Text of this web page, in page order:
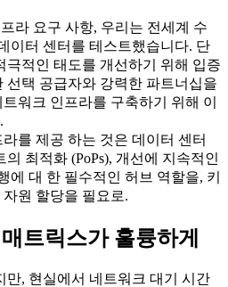
프라 요구 사항, 우리는 전세계 수
이터 센터를 테스트했습니다. 단
극적인 태도를 개선하기 위해 입증
선택 공급자와 강력한 파트너십을
워크 인프라를 구축하기 위해 이
를 제공 하는 것은 데이터 센터
최적화 (PoPs), 개선에 지속적인
에 대 한 필수적인 허브 역할을, 키
원 할당을 필요로.
트릭스가 훌륭하게
만, 현실에서 네트워크 대기 시간